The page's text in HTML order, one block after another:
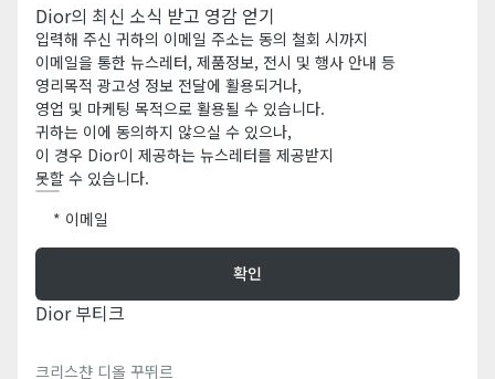
Dior의 최신 소식 받고 영감 얻기
입력해 주신 귀하의 이메일 주소는 동의 철회 시까지
이메일을 통한 뉴스레터, 제품정보, 전시 및 행사 안내 등
영리목적 광고성 정보 전달에 활용되거나,
영업 및 마케팅 목적으로 활용될 수 있습니다.
귀하는 이에 동의하지 않으실 수 있으나,
이 경우 Dior이 제공하는 뉴스레터를 제공받지
못할 수 있습니다.
이메일
확인
Dior 부티크
크리스챤 디올 꾸뛰르